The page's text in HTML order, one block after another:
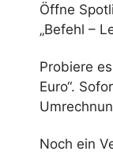
Öffne
„Befehl –
Probiere
Euro“.
Noch ein